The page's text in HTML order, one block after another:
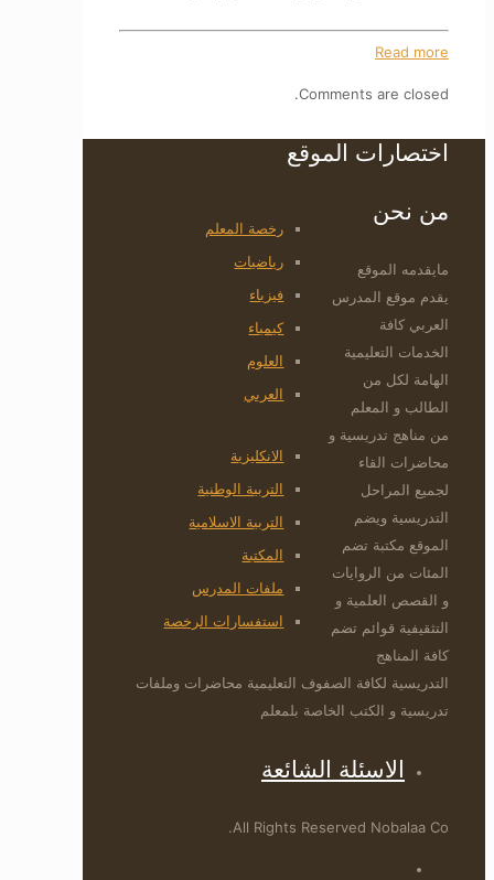
Read more
Comments are closed.
اختصارات الموقع
رخصة المعلم
رياضيات
فيزياء
كيمياء
العلوم
العربي
الانكليزية
التربية الوطنية
التربية الاسلامية
المكتبة
ملفات المدرس
استفسارات الرخصة
من نحن
مايقدمه الموقع
يقدم موقع المدرس
العربي كافة
الخدمات التعليمية
الهامة لكل من
الطالب و المعلم
من مناهج تدريسية و
محاضرات القاء
لجميع المراحل
التدريسية ويضم
الموقع مكتبة تضم
المئات من الروايات
و القصص العلمية و
التثقيفية قوائم تضم
كافة المناهج
التدريسية لكافة الصفوف التعليمية محاضرات وملفات
تدريسية و الكتب الخاصة بلمعلم
الاسئلة الشائعة
All Rights Reserved Nobalaa Co.